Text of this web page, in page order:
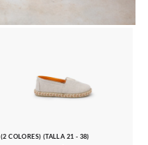
(2 COLORES) (TALLA 21 - 38)